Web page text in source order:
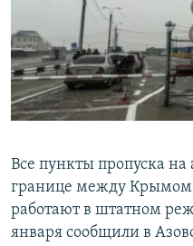
ПОБЕДИТЕЛЕЙ НЕ СУДЯТ?
КРЫМ.НЕПОКОРЕННЫЙ
ELIFBE
УКРАИНСКАЯ ПРОБЛЕМА
ПРИСОЕДИНЯЙТЕСЬ!
Все пункты пропуска
границе между
работают в штатном
января сообщили в